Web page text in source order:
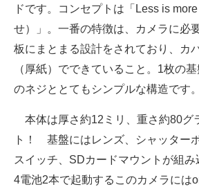
ドです。コンセプトは「Less is
せ）」。一番の特徴は、カメラに必
板にまとまる設計をされており、カ
（厚紙）でできていること。1枚の
のネジととてもシンプルな構造です。
本体は厚さ約12ミリ、重さ約80グ
ト！ 基盤にはレンズ、シャッター
スイッチ、SDカードマウントが組
4電池2本で起動するこのカメラには